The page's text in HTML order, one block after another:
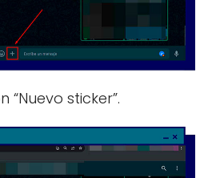
“Nuevo sticker”.